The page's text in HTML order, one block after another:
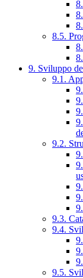
8.5.
9. Sviluppo
9.1.
9.2.
9.3.
9.4.
9.5.